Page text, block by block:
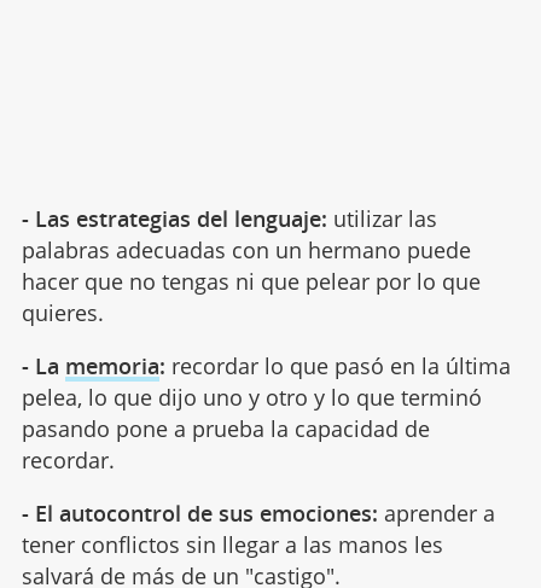
- Las estrategias del lenguaje: utilizar las
palabras adecuadas con un hermano puede
hacer que no tengas ni que pelear por lo que
quieres.
- La memoria: recordar lo que pasó en la última
pelea, lo que dijo uno y otro y lo que terminó
pasando pone a prueba la capacidad de
recordar.
- El autocontrol de sus emociones: aprender a
tener conflictos sin llegar a las manos les
salvará de más de un "castigo".